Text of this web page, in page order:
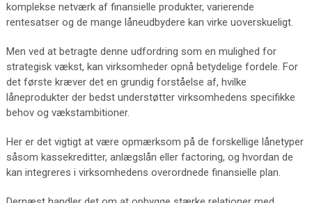
komplekse netværk af finansielle produkter, varierende
rentesatser og de mange låneudbydere kan virke uoverskueligt.
Men ved at betragte denne udfordring som en mulighed for
strategisk vækst, kan virksomheder opnå betydelige fordele. For
det første kræver det en grundig forståelse af, hvilke
låneprodukter der bedst understøtter virksomhedens specifikke
behov og vækstambitioner.
Her er det vigtigt at være opmærksom på de forskellige lånetyper
såsom kassekreditter, anlægslån eller factoring, og hvordan de
kan integreres i virksomhedens overordnede finansielle plan.